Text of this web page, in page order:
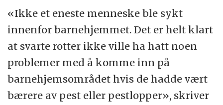
«Ikke et eneste menneske ble sykt
innenfor barnehjemmet. Det er helt klart
at svarte rotter ikke ville ha hatt noen
problemer med å komme inn på
barnehjemsområdet hvis de hadde vært
bærere av pest eller pestlopper», skriver